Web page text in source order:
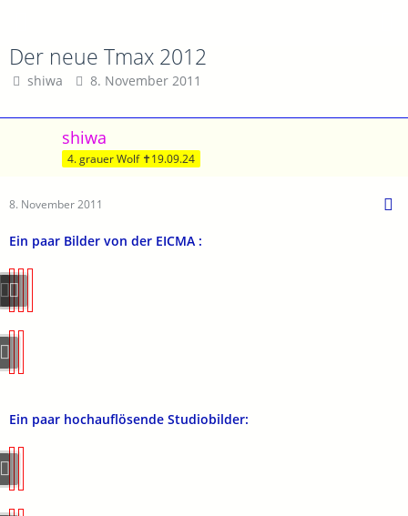
Der neue Tmax 2012
shiwa 8. November 2011
shiwa
4. grauer Wolf ✝19.09.24
8. November 2011
Ein paar Bilder von der EICMA :
Ein paar hochauflösende Studiobilder: